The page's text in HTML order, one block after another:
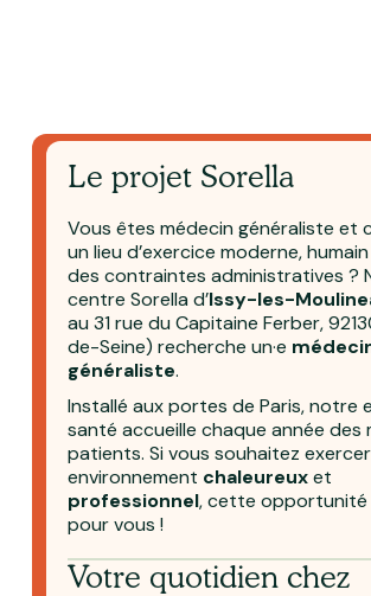
Le projet Sorella
Vous êtes médecin généraliste et
un lieu d’exercice moderne,
des contraintes administratives ?
centre Sorella d’Issy-les-
au 31 rue du Capitaine Ferber,
de-Seine) recherche un·e
généraliste.
Installé aux portes de Paris, notre
santé accueille chaque année des
patients. Si vous souhaitez
environnement chaleureuxet
professionnel, cette opportunité
pour vous‎ !
Votre quotidien chez